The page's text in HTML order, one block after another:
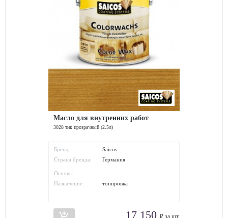
Масло для внутренних работ
3028 тик прозрачный (2.5л)
Бренд:
Saicos
Страна бренда:
Германия
Основа:
Назначение:
тонировка
17 150 ₽ за шт.